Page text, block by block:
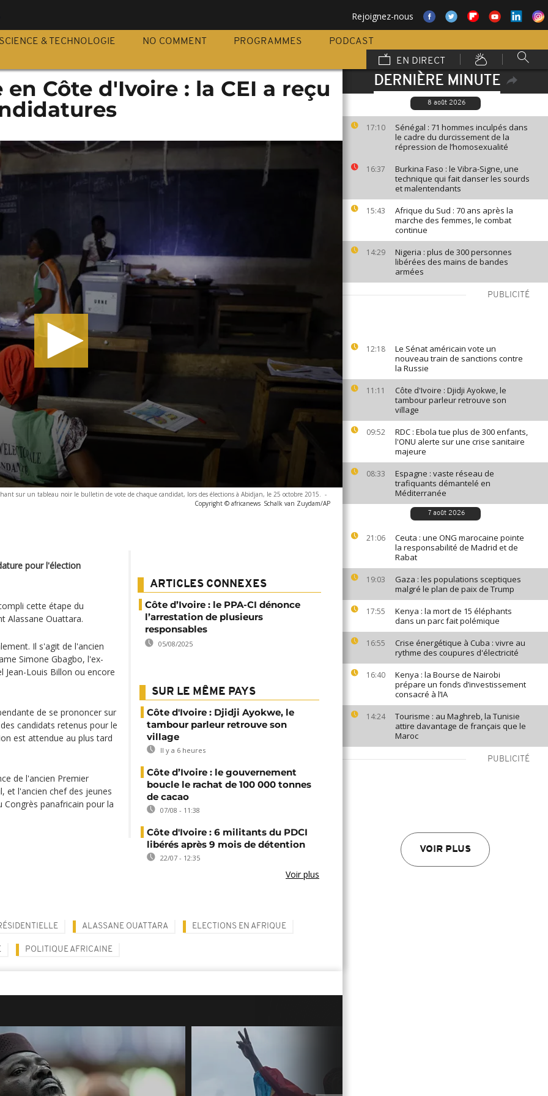
Rejoignez-nous
SCIENCE & TECHNOLOGIE NO COMMENT PROGRAMMES
PODCAST
EN DIRECT
DERNIÈRE MINUTE
8 août 2026
17:10
Sénégal : 71 hommes inculpés dans
le cadre du durcissement de la
répression de l’homosexualité
16:37
Burkina Faso : le Vibra-Signe, une
technique qui fait danser les sourds
et malentendants
15:43
Afrique du Sud : 70 ans après la
marche des femmes, le combat
continue
14:29
Nigeria : plus de 300 personnes
libérées des mains de bandes
armées
PUBLICITÉ
12:18
Le Sénat américain vote un
nouveau train de sanctions contre
la Russie
11:11
Côte d'Ivoire : Djidji Ayokwe, le
tambour parleur retrouve son
village
09:52
RDC : Ebola tue plus de 300 enfants,
l'ONU alerte sur une crise sanitaire
majeure
08:33
Espagne : vaste réseau de
trafiquants démantelé en
Méditerranée
7 août 2026
21:06
Ceuta : une ONG marocaine pointe
la responsabilité de Madrid et de
Rabat
19:03
Gaza : les populations sceptiques
malgré le plan de paix de Trump
17:55
Kenya : la mort de 15 éléphants
dans un parc fait polémique
16:55
Crise énergétique à Cuba : vivre au
rythme des coupures d'électricité
16:40
Kenya : la Bourse de Nairobi
prépare un fonds d’investissement
consacré à l’IA
14:24
Tourisme : au Maghreb, la Tunisie
attire davantage de français que le
Maroc
PUBLICITÉ
VOIR PLUS
Côte d'Ivoire : la CEI a reçu
sur un tableau noir le bulletin de vote de chaque candidat, lors des élections à Abidjan, le 25 octobre 2015. -
Copyright © africanews Schalk van Zuydam/AP
pour l'élection
cette étape du
Alassane Ouattara.
Il s'agit de l'ancien
Simone Gbagbo, l'ex-
Jean-Louis Billon ou encore
de se prononcer sur
candidats retenus pour le
est attendue au plus tard
de l'ancien Premier
et l'ancien chef des jeunes
panafricain pour la
ARTICLES CONNEXES
Côte d’Ivoire : le PPA-CI dénonce
l’arrestation de plusieurs
responsables
05/08/2025
SUR LE MÊME PAYS
Côte d'Ivoire : Djidji Ayokwe, le
tambour parleur retrouve son
village
Il y a 6 heures
Côte d’Ivoire : le gouvernement
boucle le rachat de 100 000 tonnes
de cacao
07/08 - 11:38
Côte d'Ivoire : 6 militants du PDCI
libérés après 9 mois de détention
22/07 - 12:35
Voir plus
ALASSANE OUATTARA ELECTIONS EN AFRIQUE
POLITIQUE AFRICAINE